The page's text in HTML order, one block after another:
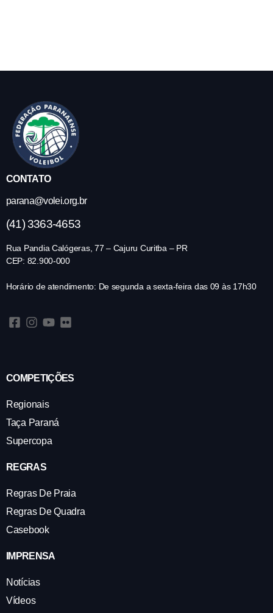
CONTATO
parana@volei.org.br
(41) 3363-4653
Rua Pandia Calógeras, 77 – Cajuru Curitba – PR
CEP: 82.900-000
Horário de atendimento: De segunda a sexta-feira das 09 às 17h30
COMPETIÇÕES
Regionais
Taça Paraná
Supercopa
REGRAS
Regras De Praia
Regras De Quadra
Casebook
IMPRENSA
Notícias
Vídeos